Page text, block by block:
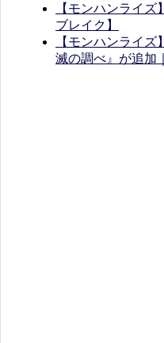
【モンハンライ
ブレイク】
【モンハンライ
滅の調べ』が追加